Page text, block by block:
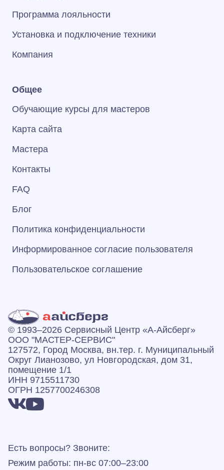
Программа лояльности
Установка и подключение техники
Компания
Общее
Обучающие курсы для мастеров
Карта сайта
Мастера
Контакты
FAQ
Блог
Политика конфиденциальности
Информированное согласие пользователя
Пользовательское соглашение
© 1993–2026 Сервисный Центр «А‑Айсберг»
ООО "МАСТЕР-СЕРВИС"
127572, Город Москва, вн.тер. г. Муниципальный
Округ Лианозово, ул Новгородская, дом 31,
помещение 1/1
ИНН 9715511730
ОГРН 1257700246308
Есть вопросы? Звоните:
Режим работы: пн-вс 07:00–23:00